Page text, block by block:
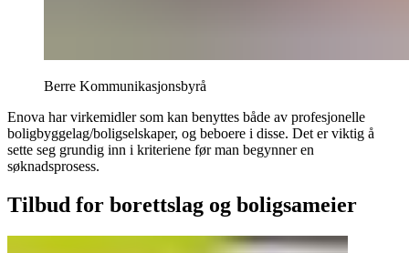
Berre Kommunikasjonsbyrå
Enova har virkemidler som kan benyttes både av profesjonelle
boligbyggelag/boligselskaper, og beboere i disse. Det er viktig å
sette seg grundig inn i kriteriene før man begynner en
søknadsprosess.
Tilbud for borettslag og boligsameier